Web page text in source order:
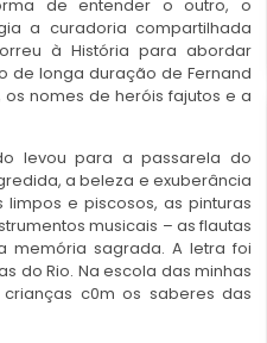
de entender o outro, o
a curadoria compartilhada
à História para abordar
de longa duração de Fernand
nomes de heróis fajutos e a
levou para a passarela do
a beleza e exuberância
e piscosos, as pinturas
musicais – as flautas
sagrada. A letra foi
do Rio. Na escola das minhas
c0m os saberes das